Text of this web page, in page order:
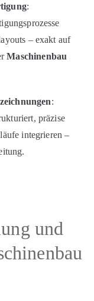
:
– exakt auf
Maschinenbau
:
präzise
integrieren –
und